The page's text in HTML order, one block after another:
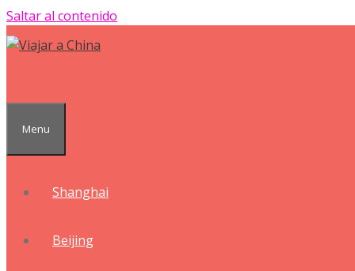
Saltar al contenido
Menu
Shanghai
Beijing